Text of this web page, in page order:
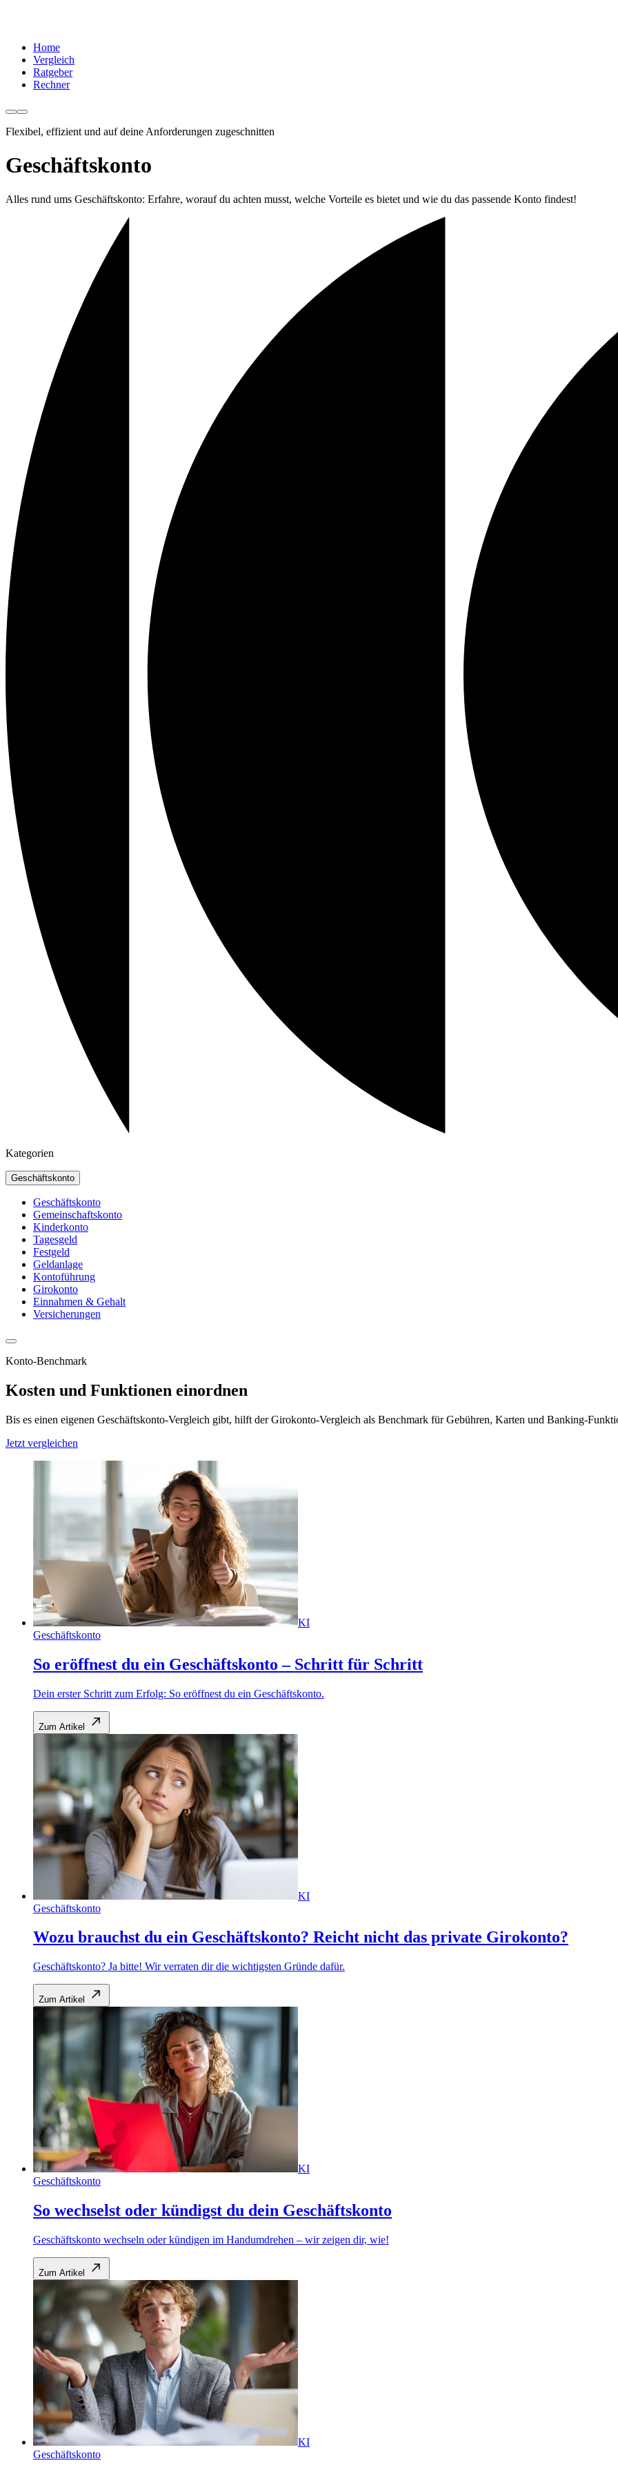
Home
Vergleich
Ratgeber
Rechner
Flexibel, effizient und auf deine Anforderungen zugeschnitten
Geschäftskonto
Alles rund ums Geschäftskonto: Erfahre, worauf du achten musst, welche Vorteile es bietet und wie du das passende Konto findest!
Kategorien
Geschäftskonto
Geschäftskonto
Gemeinschaftskonto
Kinderkonto
Tagesgeld
Festgeld
Geldanlage
Kontoführung
Girokonto
Einnahmen & Gehalt
Versicherungen
Konto-Benchmark
Kosten und Funktionen einordnen
Bis es einen eigenen Geschäftskonto-Vergleich gibt, hilft der Girokonto-Vergleich als Benchmark für Gebühren, Karten und Banking-
Jetzt vergleichen
KI
Geschäftskonto
So eröffnest du ein Geschäftskonto – Schritt für Schritt
Dein erster Schritt zum Erfolg: So eröffnest du ein Geschäftskonto.
Zum Artikel
KI
Geschäftskonto
Wozu brauchst du ein Geschäftskonto? Reicht nicht das private Girokonto?
Geschäftskonto? Ja bitte! Wir verraten dir die wichtigsten Gründe dafür.
Zum Artikel
KI
Geschäftskonto
So wechselst oder kündigst du dein Geschäftskonto
Geschäftskonto wechseln oder kündigen im Handumdrehen – wir zeigen dir, wie!
Zum Artikel
KI
Geschäftskonto